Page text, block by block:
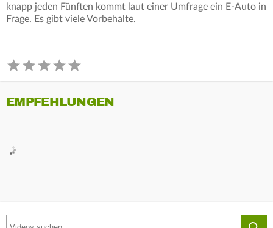
knapp jeden Fünften kommt laut einer Umfrage ein E-Auto in
Frage. Es gibt viele Vorbehalte.
EMPFEHLUNGEN